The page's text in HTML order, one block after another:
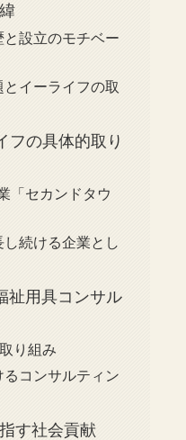
設立のモチベー
イーライフの取
フの具体的取り
「セカンドタウ
続ける企業とし
祉用具コンサル
り組み
コンサルティン
す社会貢献